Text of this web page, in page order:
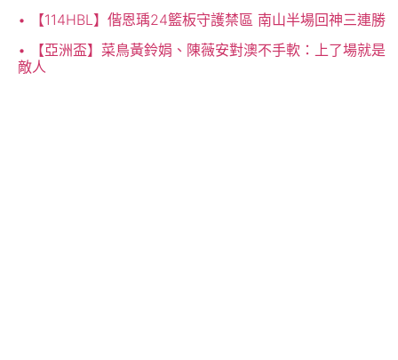
【114HBL】偕恩瑀24籃板守護禁區 南山半場回神三連勝
【亞洲盃】菜鳥黃鈴娟、陳薇安對澳不手軟：上了場就是
敵人